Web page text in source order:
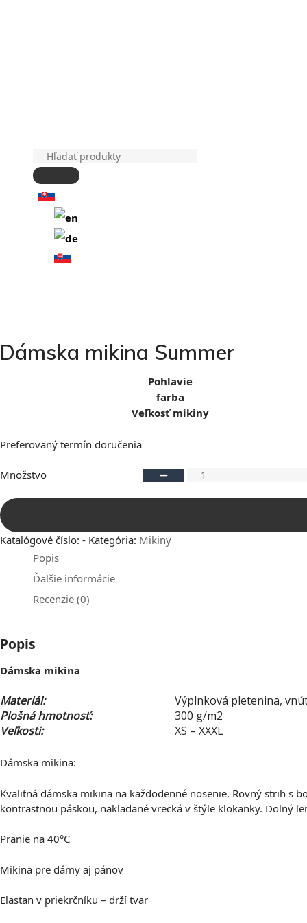
Products
search
Dámska mikina Summer
Pohlavie
farba
Veľkosť mikiny
Preferovaný termín doručenia
Množstvo
Katalógové číslo: - Kategória: Mikiny
Popis
Ďalšie informácie
Recenzie (0)
Popis
Dámska mikina
Materiál:
Výplnková pletenina,
Plošná hmotnosť:
300 g/m2
Veľkosti:
XS – XXXL
Dámska mikina:
Kvalitná dámska mikina na každodenné nosenie. Rovný strih s
kontrastnou páskou, nakladané vrecká v štýle klokanky. Dolný
Pranie na 40°C
Mikina pre dámy aj pánov
Elastan v priekrčníku – drží tvar